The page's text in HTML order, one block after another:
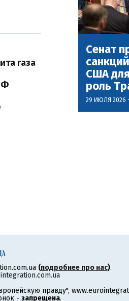
газа
Сенат
США
роль
29 ИЮЛЯ 2026
(подробнее про нас).
правду",
- запрещена.